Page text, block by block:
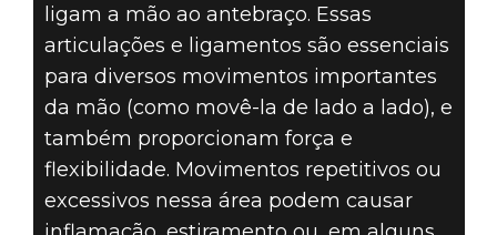
ligam a mão ao antebraço. Essas
articulações e ligamentos são essenciais
para diversos movimentos importantes
da mão (como movê-la de lado a lado), e
também proporcionam força e
flexibilidade. Movimentos repetitivos ou
excessivos nessa área podem causar